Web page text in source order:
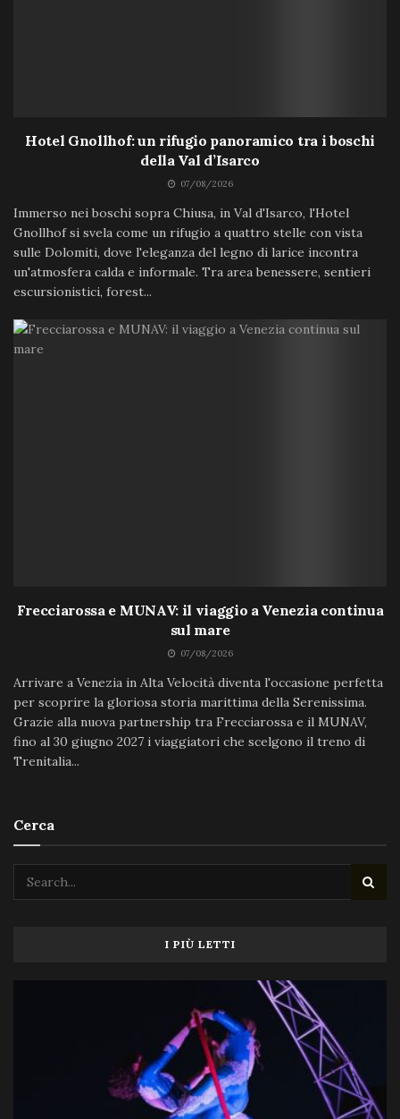
Hotel Gnollhof: un rifugio panoramico tra i boschi
della Val d’Isarco
07/08/2026
Immerso nei boschi sopra Chiusa, in Val d'Isarco, l'Hotel
Gnollhof si svela come un rifugio a quattro stelle con vista
sulle Dolomiti, dove l'eleganza del legno di larice incontra
un'atmosfera calda e informale. Tra area benessere, sentieri
escursionistici, forest...
Frecciarossa e MUNAV: il viaggio a Venezia continua
sul mare
07/08/2026
Arrivare a Venezia in Alta Velocità diventa l'occasione perfetta
per scoprire la gloriosa storia marittima della Serenissima.
Grazie alla nuova partnership tra Frecciarossa e il MUNAV,
fino al 30 giugno 2027 i viaggiatori che scelgono il treno di
Trenitalia...
Cerca
I PIÙ LETTI